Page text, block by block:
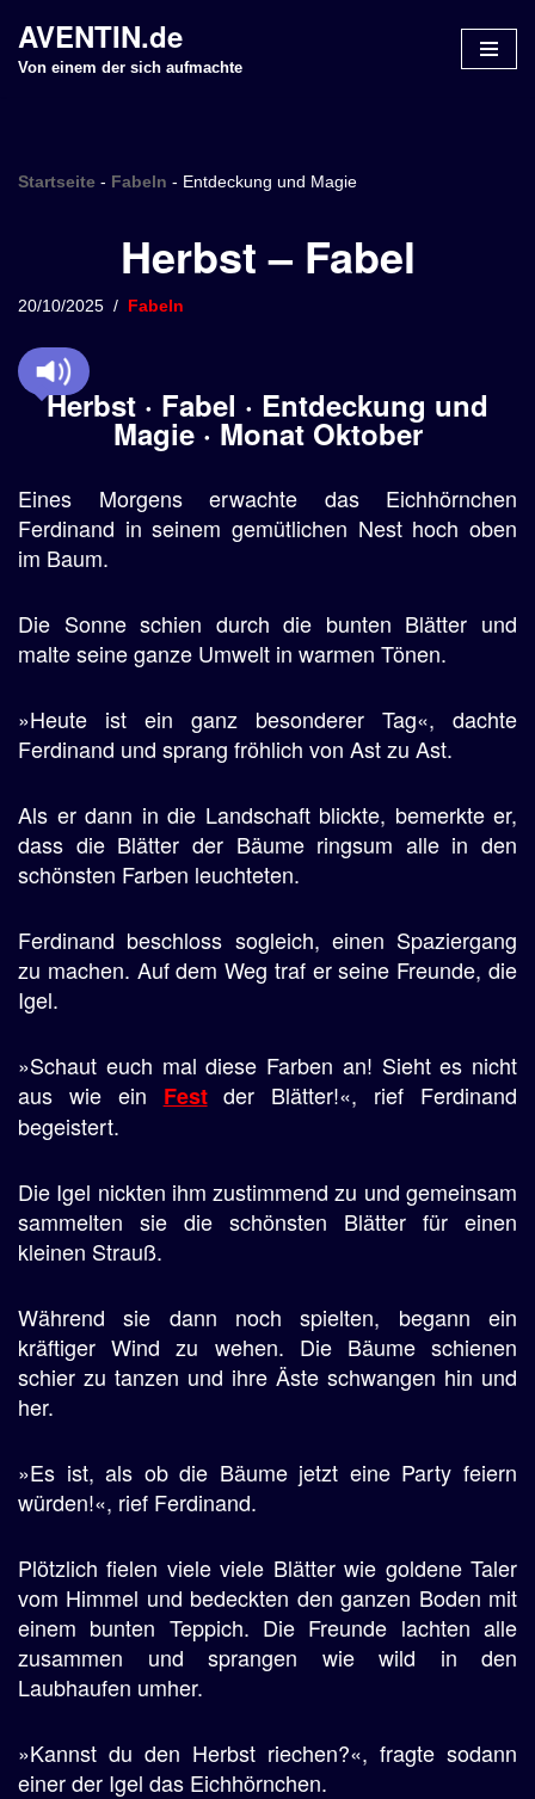
Z
n
p
r
e
n
AVENTIN.de
Von einem der sich aufmachte
Startseite - Fabeln - Entdeckung und Magie
Herbst – Fabel
20/10/2025 Fabeln
Herbst · Fabel · Entdeckung und
Magie · Monat Oktober
Eines Morgens erwachte das Eichhörnchen
Ferdinand in seinem gemütlichen Nest hoch oben
im Baum.
Die Sonne schien durch die bunten Blätter und
malte seine ganze Umwelt in warmen Tönen.
»Heute ist ein ganz besonderer Tag«, dachte
Ferdinand und sprang fröhlich von Ast zu Ast.
Als er dann in die Landschaft blickte, bemerkte er,
dass die Blätter der Bäume ringsum alle in den
schönsten Farben leuchteten.
Ferdinand beschloss sogleich, einen Spaziergang
zu machen. Auf dem Weg traf er seine Freunde, die
Igel.
»Schaut euch mal diese Farben an! Sieht es nicht
aus wie ein Festder Blätter!«, rief Ferdinand
begeistert.
Die Igel nickten ihm zustimmend zu und gemeinsam
sammelten sie die schönsten Blätter für einen
kleinen Strauß.
Während sie dann noch spielten, begann ein
kräftiger Wind zu wehen. Die Bäume schienen
schier zu tanzen und ihre Äste schwangen hin und
her.
»Es ist, als ob die Bäume jetzt eine Party feiern
würden!«, rief Ferdinand.
Plötzlich fielen viele viele Blätter wie goldene Taler
vom Himmel und bedeckten den ganzen Boden mit
einem bunten Teppich. Die Freunde lachten alle
zusammen und sprangen wie wild in den
Laubhaufen umher.
»Kannst du den Herbst riechen?«, fragte sodann
einer der Igel das Eichhörnchen.